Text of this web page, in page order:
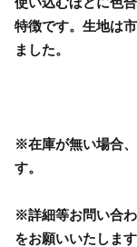
特徴です。生地は
ました。
※在庫が無い場合
す。
※詳細等お問い合
をお願いいたします